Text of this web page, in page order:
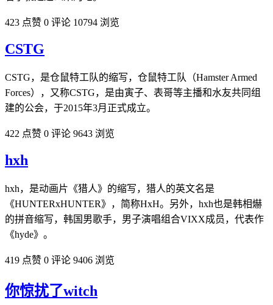
423 点赞 0 评论 10794 浏览
CSTG
CSTG，是仓鼠特工队的缩写，仓鼠特工队（Hamster Armed
Forces），又称CSTG，是由寅子、表哥等主播和水友共同组
建的公会，于2015年3月正式成立。
422 点赞 0 评论 9643 浏览
hxh
hxh，是动画片《猎人》的缩写，猎人的英文名是
《HUNTERxHUNTER》，简称HxH。另外，hxh也是韩相爀
的拼音缩写，韩国男歌手，男子演唱组合VIXX成员，代表作
《hyde》。
419 点赞 0 评论 9406 浏览
你惊扰了witch